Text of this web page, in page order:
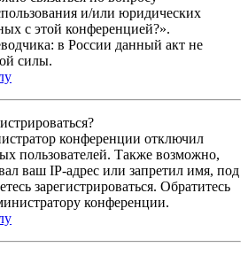
и/или юридических
с этой конференцией?».
в России данный акт не
силы.
конференции отключил
пользователей. Также возможно,
ваш IP-адрес или запретил имя, под
зарегистрироваться. Обратитесь
конференции.